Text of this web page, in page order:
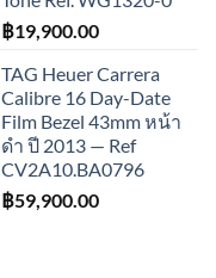
฿19,900.00
TAG Heuer Carrera
Calibre 16 Day-Date
Film Bezel 43mm หน้า
ดำ ปี 2013 — Ref
CV2A10.BA0796
฿59,900.00